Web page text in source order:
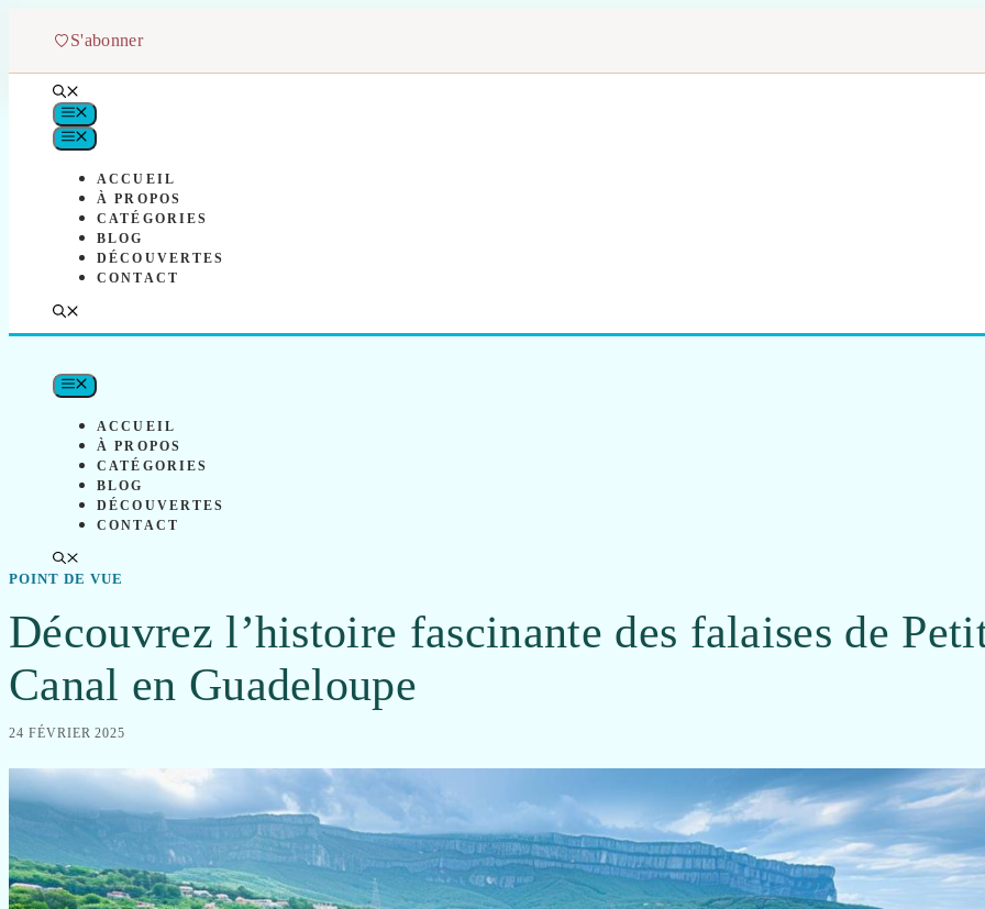
S'abonner
MENU
MENU
ACCUEIL
À PROPOS
CATÉGORIES
BLOG
DÉCOUVERTES
CONTACT
MENU
ACCUEIL
À PROPOS
CATÉGORIES
BLOG
DÉCOUVERTES
CONTACT
POINT DE VUE
Découvrez l’histoire fascinante des falaises de
Canal en Guadeloupe
24 FÉVRIER 2025